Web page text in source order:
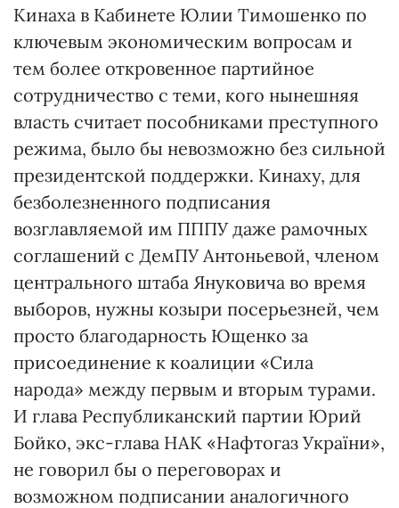
Кинаха в Кабинете Юлии Тимошенко по
ключевым экономическим вопросам и
тем более откровенное партийное
сотрудничество с теми, кого нынешняя
власть считает пособниками преступного
режима, было бы невозможно без сильной
президентской поддержки. Кинаху, для
безболезненного подписания
возглавляемой им ПППУ даже рамочных
соглашений с ДемПУ Антоньевой, членом
центрального штаба Януковича во время
выборов, нужны козыри посерьезней, чем
просто благодарность Ющенко за
присоединение к коалиции «Сила
народа» между первым и вторым турами.
И глава Республиканский партии Юрий
Бойко, экс-глава НАК «Нафтогаз України»,
не говорил бы о переговорах и
возможном подписании аналогичного